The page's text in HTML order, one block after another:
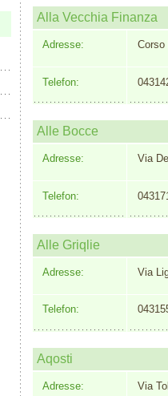
Alla Vecchia Finanza
Adresse: Corso
Telefon:
Alle Bocce
Adresse: Via
Telefon:
Alle Griqlie
Adresse: Via
Telefon:
Aqosti
Adresse: Via